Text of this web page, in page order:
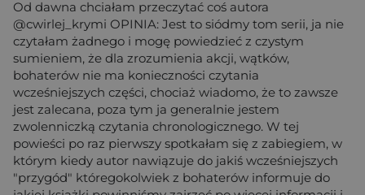
Od dawna chciałam przeczytać coś autora
@cwirlej_krymi OPINIA: Jest to siódmy tom serii, ja nie
czytałam żadnego i mogę powiedzieć z czystym
sumieniem, że dla zrozumienia akcji, wątków,
bohaterów nie ma konieczności czytania
wcześniejszych części, chociaż wiadomo, że to zawsze
jest zalecana, poza tym ja generalnie jestem
zwolenniczką czytania chronologicznego. W tej
powieści po raz pierwszy spotkałam się z zabiegiem, w
którym kiedy autor nawiązuje do jakiś wcześniejszych
"przygód" któregokolwiek z bohaterów informuje do